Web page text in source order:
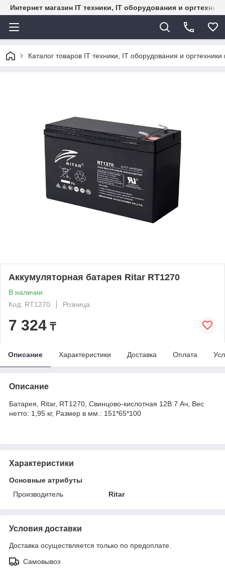
Интернет магазин IT техники, IT оборудования и
Каталог товаров IT техники, IT оборудования и
Аккумуляторная батарея Ritar RT1270
В наличии
Код: RT1270
Розница
7 324 ₸
Описание Характеристики Доставка Оплата
Описание
Батарея, Ritar, RT1270, Свинцово-кислотная 12В 7 Ач, Вес
нетто: 1,95 кг, Размер в мм.: 151*65*100
Характеристики
Основные атрибуты
Производитель
Ritar
Условия доставки
Доставка осуществляется только по предоплате.
Самовывоз